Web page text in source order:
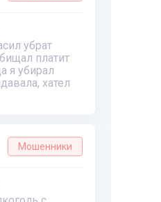
убрат
платит
я убирал
хател
Мошенники